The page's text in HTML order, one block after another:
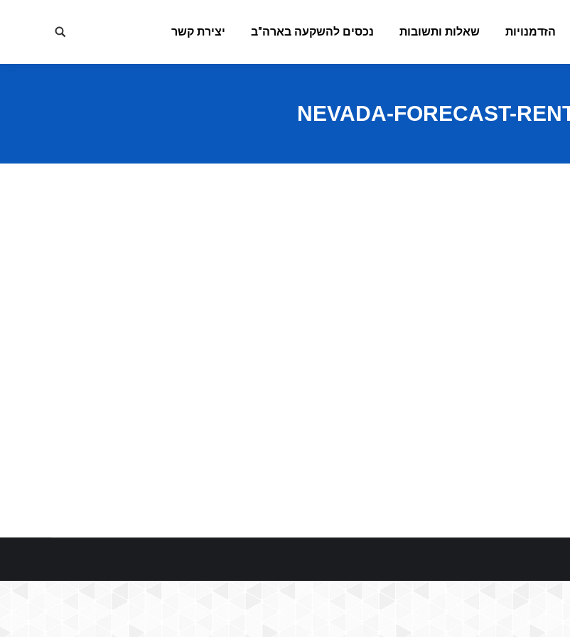
הזדמנויות שאלות ותשובות נכסים להשקעה בארה"ב יצירת קשר Search:
NEVADA-FORECAST-